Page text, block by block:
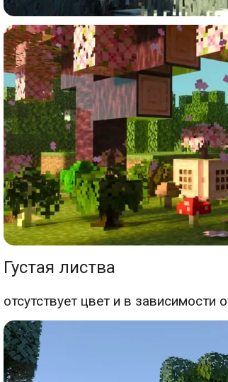
Густая листва
отсутствует цвет и в зависимости